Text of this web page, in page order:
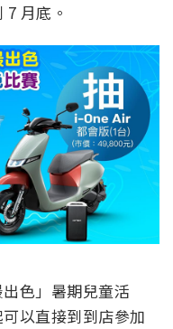
月底。
色」暑期兒童活
以直接到到店參加